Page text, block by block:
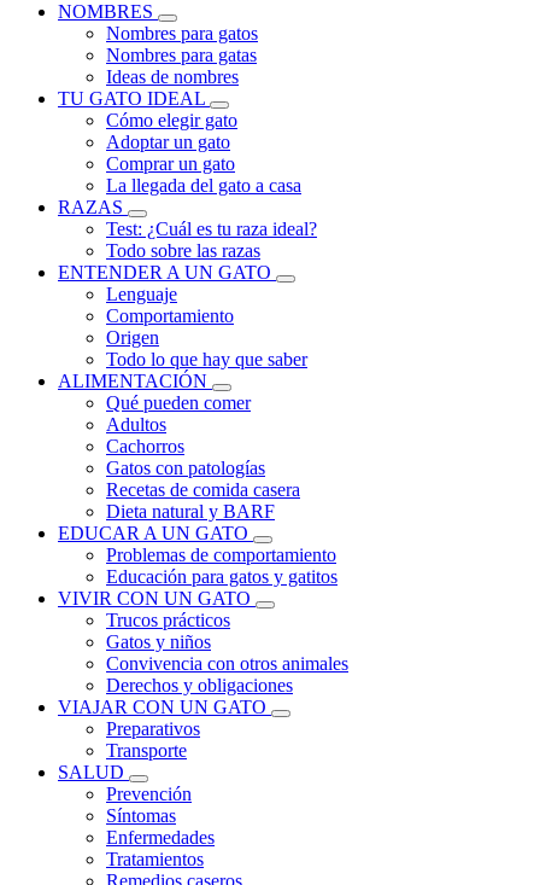
NOMBRES
Nombres para gatos
Nombres para gatas
Ideas de nombres
TU GATO IDEAL
Cómo elegir gato
Adoptar un gato
Comprar un gato
La llegada del gato a casa
RAZAS
Test: ¿Cuál es tu raza ideal?
Todo sobre las razas
ENTENDER A UN GATO
Lenguaje
Comportamiento
Origen
Todo lo que hay que saber
ALIMENTACIÓN
Qué pueden comer
Adultos
Cachorros
Gatos con patologías
Recetas de comida casera
Dieta natural y BARF
EDUCAR A UN GATO
Problemas de comportamiento
Educación para gatos y gatitos
VIVIR CON UN GATO
Trucos prácticos
Gatos y niños
Convivencia con otros animales
Derechos y obligaciones
VIAJAR CON UN GATO
Preparativos
Transporte
SALUD
Prevención
Síntomas
Enfermedades
Tratamientos
Remedios caseros